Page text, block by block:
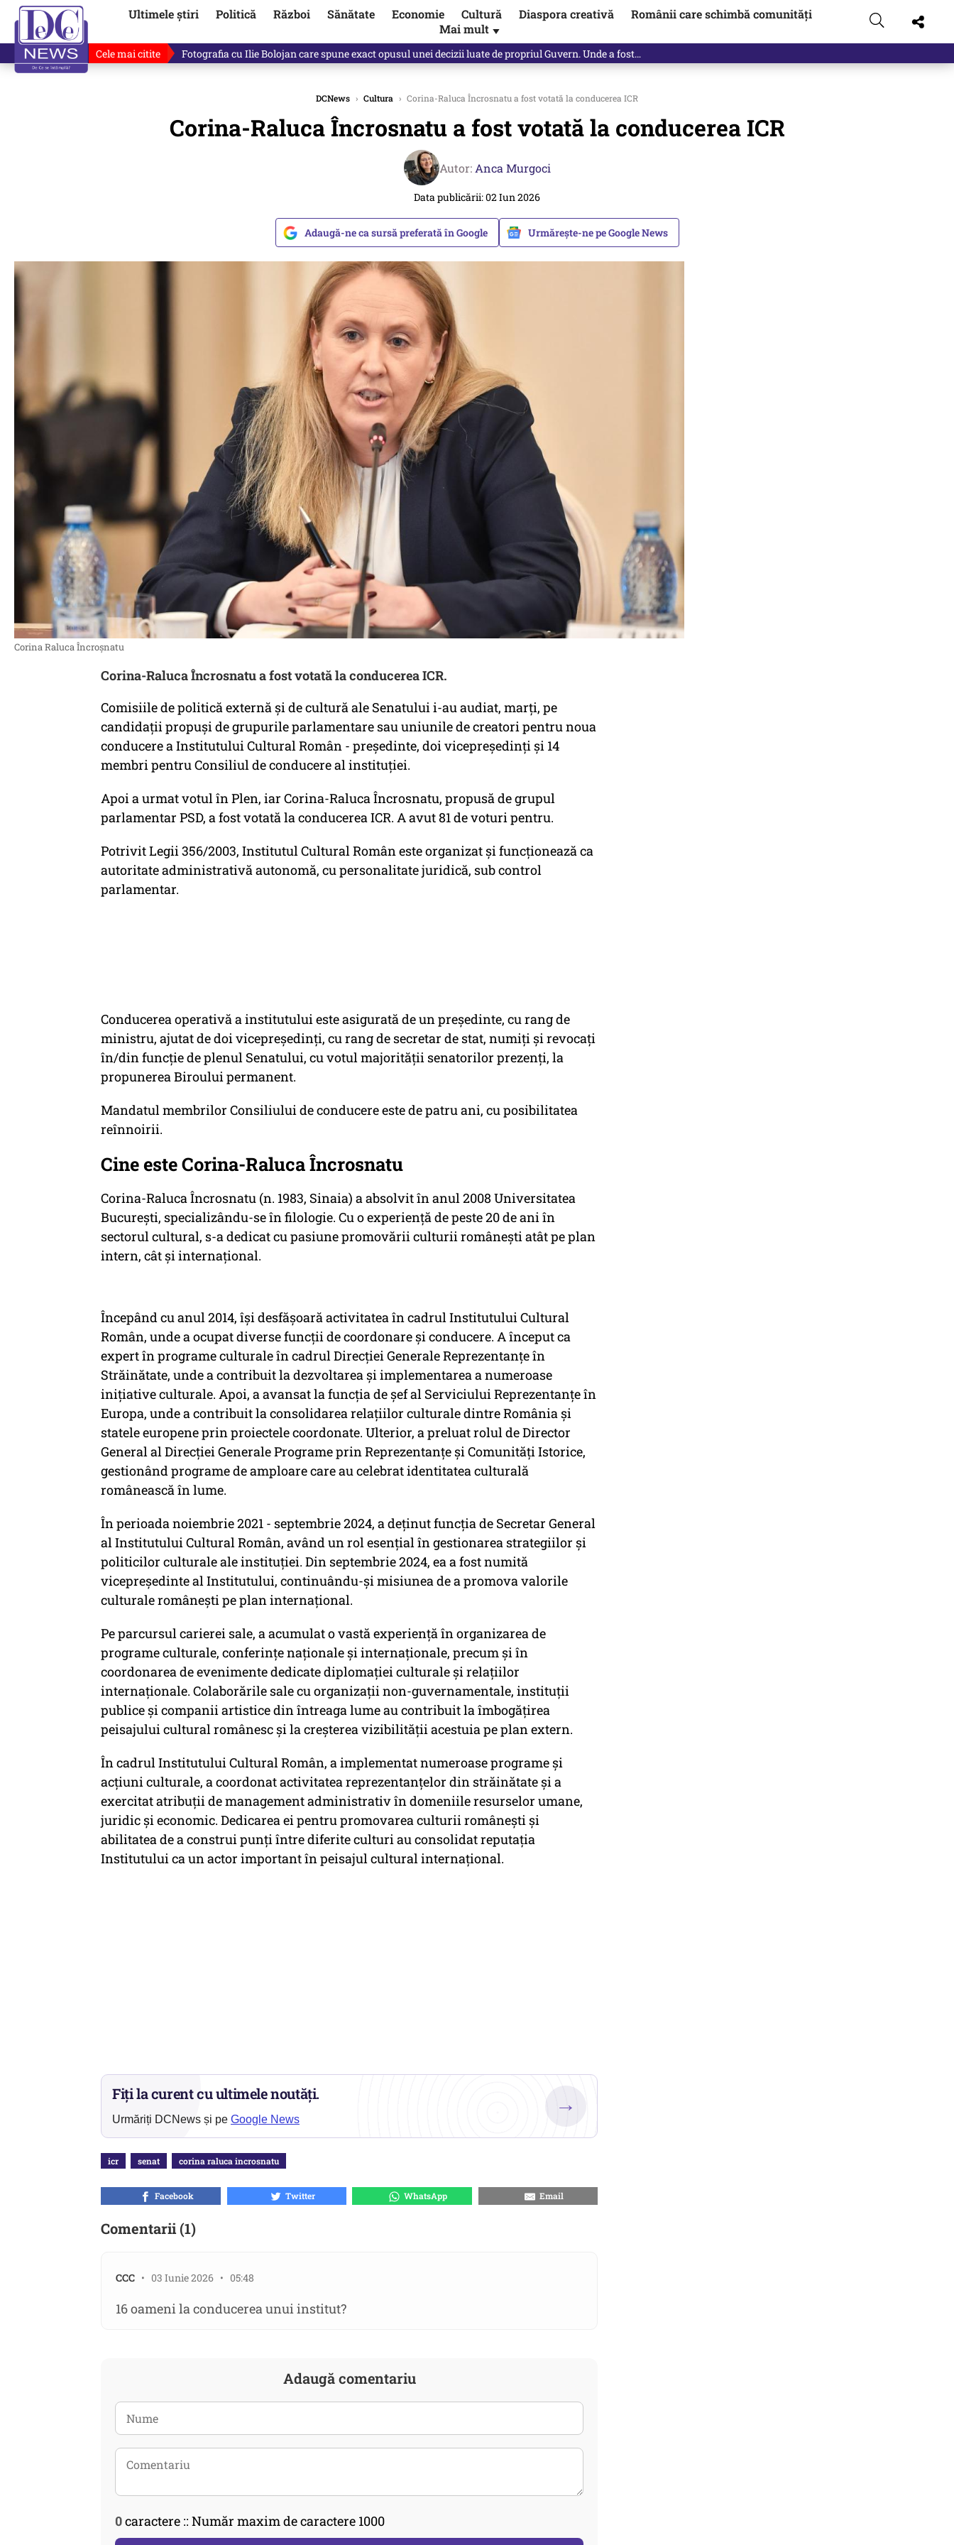
Ultimele știri Politică Război Sănătate Economie Cultură Diaspora creativă
Românii care schimbă comunități
Mai mult ▼
Cele mai citite De ce minte Ilie Bolojan? Ce spune Mircea Badea: E o minciună de mari proporții
DCNews › Cultura › Corina-Raluca Încrosnatu a fost votată la conducerea ICR
Corina-Raluca Încrosnatu a fost votată la conducerea ICR
Autor: Anca Murgoci
Data publicării: 02 Iun 2026
Adaugă-ne ca sursă preferată în Google Urmărește-ne pe Google News
Corina Raluca Încroșnatu
Corina-Raluca Încrosnatu a fost votată la conducerea ICR.
Comisiile de politică externă și de cultură ale Senatului i-au audiat, marți, pe
candidații propuși de grupurile parlamentare sau uniunile de creatori pentru noua
conducere a Institutului Cultural Român - președinte, doi vicepreședinți și 14
membri pentru Consiliul de conducere al instituției.
Apoi a urmat votul în Plen, iar Corina-Raluca Încrosnatu, propusă de grupul
parlamentar PSD, a fost votată la conducerea ICR. A avut 81 de voturi pentru.
Potrivit Legii 356/2003, Institutul Cultural Român este organizat și funcționează ca
autoritate administrativă autonomă, cu personalitate juridică, sub control
parlamentar.
Conducerea operativă a institutului este asigurată de un președinte, cu rang de
ministru, ajutat de doi vicepreședinți, cu rang de secretar de stat, numiți și revocați
în/din funcție de plenul Senatului, cu votul majorității senatorilor prezenți, la
propunerea Biroului permanent.
Mandatul membrilor Consiliului de conducere este de patru ani, cu posibilitatea
reînnoirii.
Cine este Corina-Raluca Încrosnatu
Corina-Raluca Încrosnatu (n. 1983, Sinaia) a absolvit în anul 2008 Universitatea
București, specializându-se în filologie. Cu o experiență de peste 20 de ani în
sectorul cultural, s-a dedicat cu pasiune promovării culturii românești atât pe plan
intern, cât și internațional.
Începând cu anul 2014, își desfășoară activitatea în cadrul Institutului Cultural
Român, unde a ocupat diverse funcții de coordonare și conducere. A început ca
expert în programe culturale în cadrul Direcției Generale Reprezentanțe în
Străinătate, unde a contribuit la dezvoltarea și implementarea a numeroase
inițiative culturale. Apoi, a avansat la funcția de șef al Serviciului Reprezentanțe în
Europa, unde a contribuit la consolidarea relațiilor culturale dintre România și
statele europene prin proiectele coordonate. Ulterior, a preluat rolul de Director
General al Direcției Generale Programe prin Reprezentanțe și Comunități Istorice,
gestionând programe de amploare care au celebrat identitatea culturală
românească în lume.
În perioada noiembrie 2021 - septembrie 2024, a deținut funcția de Secretar General
al Institutului Cultural Român, având un rol esențial în gestionarea strategiilor și
politicilor culturale ale instituției. Din septembrie 2024, ea a fost numită
vicepreședinte al Institutului, continuându-și misiunea de a promova valorile
culturale românești pe plan internațional.
Pe parcursul carierei sale, a acumulat o vastă experiență în organizarea de
programe culturale, conferințe naționale și internaționale, precum și în
coordonarea de evenimente dedicate diplomației culturale și relațiilor
internaționale. Colaborările sale cu organizații non-guvernamentale, instituții
publice și companii artistice din întreaga lume au contribuit la îmbogățirea
peisajului cultural românesc și la creșterea vizibilității acestuia pe plan extern.
În cadrul Institutului Cultural Român, a implementat numeroase programe și
acțiuni culturale, a coordonat activitatea reprezentanțelor din străinătate și a
exercitat atribuții de management administrativ în domeniile resurselor umane,
juridic și economic. Dedicarea ei pentru promovarea culturii românești și
abilitatea de a construi punți între diferite culturi au consolidat reputația
Institutului ca un actor important în peisajul cultural internațional.
Fiți la curent cu ultimele noutăți.
Urmăriți DCNews și pe Google News
→
icr senat corina raluca incrosnatu
Facebook Twitter WhatsApp Email
Comentarii (1)
CCC • 03 Iunie 2026 • 05:48
16 oameni la conducerea unui institut?
Adaugă comentariu
0caractere :: Număr maxim de caractere 1000